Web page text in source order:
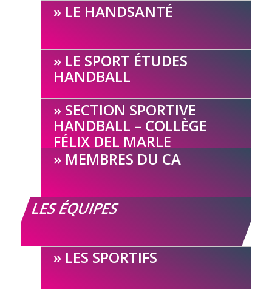
LE HANDSANTÉ
LE SPORT ÉTUDES
HANDBALL
SECTION SPORTIVE
HANDBALL – COLLÈGE
FÉLIX DEL MARLE
MEMBRES DU CA
LES ÉQUIPES
LES SPORTIFS